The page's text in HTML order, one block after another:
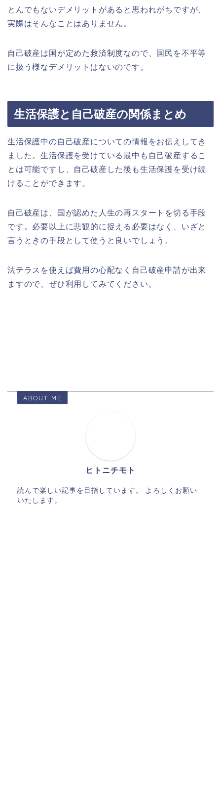
とんでもないデメリットがあると思われがちですが、
実際はそんなことはありません。
自己破産は国が定めた救済制度なので、国民を不平等
に扱う様なデメリットはないのです。
生活保護と自己破産の関係まとめ
生活保護中の自己破産についての情報をお伝えしてき
ました。生活保護を受けている最中も自己破産するこ
とは可能ですし、自己破産した後も生活保護を受け続
けることができます。
自己破産は、国が認めた人生の再スタートを切る手段
です。必要以上に悲観的に捉える必要はなく、いざと
言うときの手段として使うと良いでしょう。
法テラスを使えば費用の心配なく自己破産申請が出来
ますので、ぜひ利用してみてください。
ABOUT ME
ヒトニチモト
読んで楽しい記事を目指しています。 よろしくお願い
いたします。